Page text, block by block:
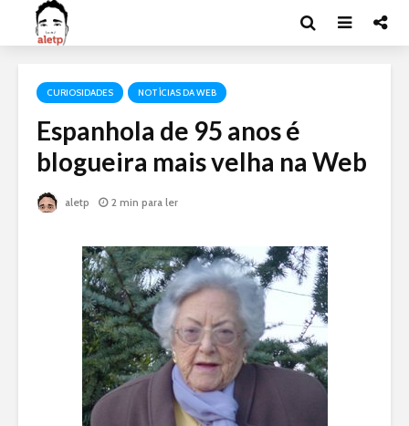
CURIOSIDADES NOTÍCIAS DA WEB
Espanhola de 95 anos é
blogueira mais velha na Web
aletp 2 min para ler